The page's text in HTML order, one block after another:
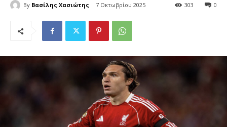
By Βασίλης Χασιώτης 7 Οκτωβρίου 2025 0
303